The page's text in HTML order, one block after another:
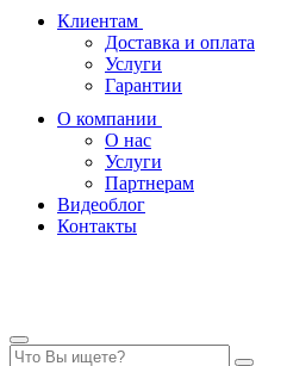
Клиентам
Доставка и оплата
Услуги
Гарантии
О компании
О нас
Услуги
Партнерам
Видеоблог
Контакты